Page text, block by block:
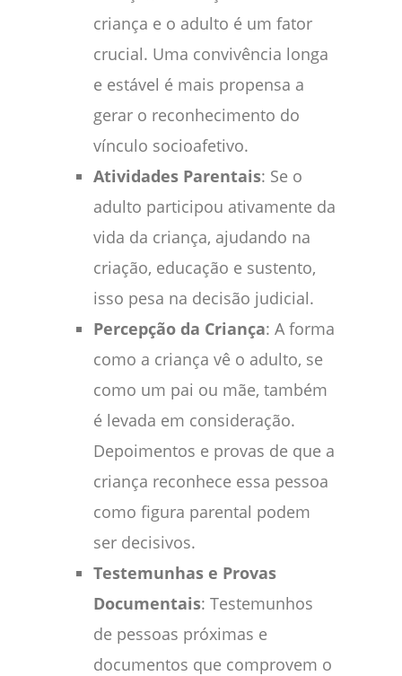
criança e o adulto é um fator
crucial. Uma convivência longa
e estável é mais propensa a
gerar o reconhecimento do
vínculo socioafetivo.
Atividades Parentais: Se o
adulto participou ativamente da
vida da criança, ajudando na
criação, educação e sustento,
isso pesa na decisão judicial.
Percepção da Criança: A forma
como a criança vê o adulto, se
como um pai ou mãe, também
é levada em consideração.
Depoimentos e provas de que a
criança reconhece essa pessoa
como figura parental podem
ser decisivos.
Testemunhas e Provas
Documentais: Testemunhos
de pessoas próximas e
documentos que comprovem o